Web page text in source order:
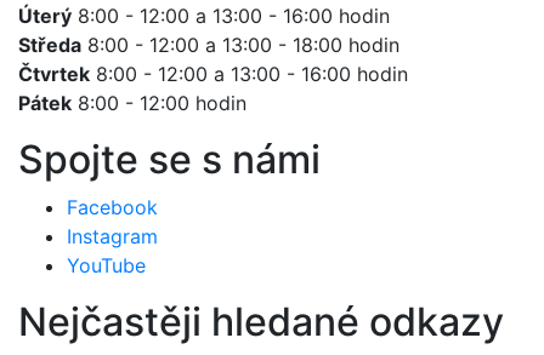
Úterý 8:00 - 12:00 a 13:00 - 16:00 hodin
Středa 8:00 - 12:00 a 13:00 - 18:00 hodin
Čtvrtek 8:00 - 12:00 a 13:00 - 16:00 hodin
Pátek 8:00 - 12:00 hodin
Spojte se s námi
Facebook
Instagram
YouTube
Nejčastěji hledané odkazy